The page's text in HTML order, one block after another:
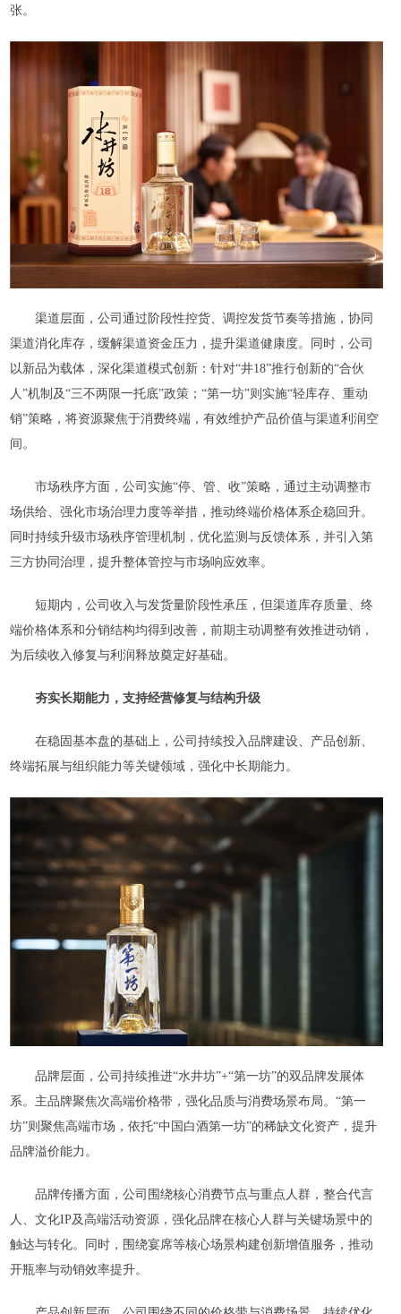
张。
渠道层面，公司通过阶段性控货、调控发货节奏等措施，协同
渠道消化库存，缓解渠道资金压力，提升渠道健康度。同时，公司
以新品为载体，深化渠道模式创新：针对“井18”推行创新的“合伙
人”机制及“三不两限一托底”政策；“第一坊”则实施“轻库存、重动
销”策略，将资源聚焦于消费终端，有效维护产品价值与渠道利润空
间。
市场秩序方面，公司实施“停、管、收”策略，通过主动调整市
场供给、强化市场治理力度等举措，推动终端价格体系企稳回升。
同时持续升级市场秩序管理机制，优化监测与反馈体系，并引入第
三方协同治理，提升整体管控与市场响应效率。
短期内，公司收入与发货量阶段性承压，但渠道库存质量、终
端价格体系和分销结构均得到改善，前期主动调整有效推进动销，
为后续收入修复与利润释放奠定好基础。
夯实长期能力， 支持经营修复与结构升级
在稳固基本盘的基础上，公司持续投入品牌建设、产品创新、
终端拓展与组织能力等关键领域，强化中长期能力。
品牌层面，公司持续推进“水井坊”+“第一坊”的双品牌发展体
系。主品牌聚焦次高端价格带，强化品质与消费场景布局。“第一
坊”则聚焦高端市场，依托“中国白酒第一坊”的稀缺文化资产，提升
品牌溢价能力。
品牌传播方面，公司围绕核心消费节点与重点人群，整合代言
人、文化IP及高端活动资源，强化品牌在核心人群与关键场景中的
触达与转化。同时，围绕宴席等核心场景构建创新增值服务，推动
开瓶率与动销效率提升。